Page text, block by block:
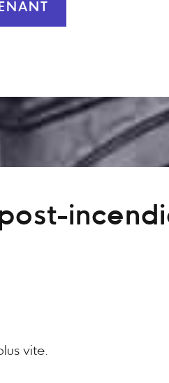
vite.